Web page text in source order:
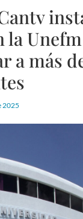
la
a más
2025